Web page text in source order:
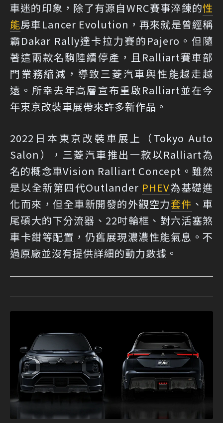
車迷的印象，除了有源自WRC賽事淬鍊的性
能房車Lancer Evolution，再來就是曾經稱
霸Dakar Rally達卡拉力賽的Pajero。但隨
著這兩款名駒陸續停產，且Ralliart賽車部
門業務縮減，導致三菱汽車與性能越走越
遠。所幸去年高層宣布重啟Ralliart並在今
年東京改裝車展帶來許多新作品。
2022日本東京改裝車展上（Tokyo Auto
Salon），三菱汽車推出一款以Ralliart為
名的概念車Vision Ralliart Concept。雖然
是以全新第四代Outlander PHEV為基礎進
化而來，但全車新開發的外觀空力套件 、車
尾碩大的下分流器、22吋輪框、對六活塞煞
車卡鉗等配置，仍舊展現濃濃性能氣息。不
過原廠並沒有提供詳細的動力數據。